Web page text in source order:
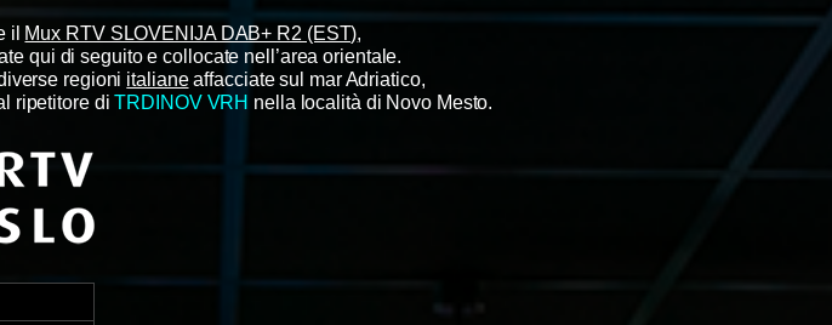
il Mux RTV SLOVENIJA DAB+ R2 (EST),
qui di seguito e collocate nell’area orientale.
regioni italianeaffacciate sul mar Adriatico,
ripetitore diTRDINOV VRH nella località di Novo Mesto.